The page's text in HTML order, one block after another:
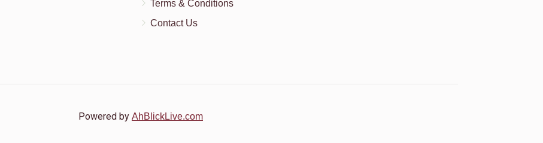
Terms & Conditions
Contact Us
Powered by AhBlickLive.com